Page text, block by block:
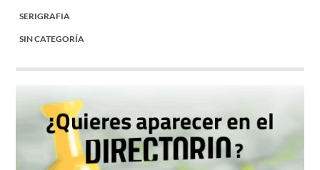
SERIGRAFIA
SIN CATEGORÍA